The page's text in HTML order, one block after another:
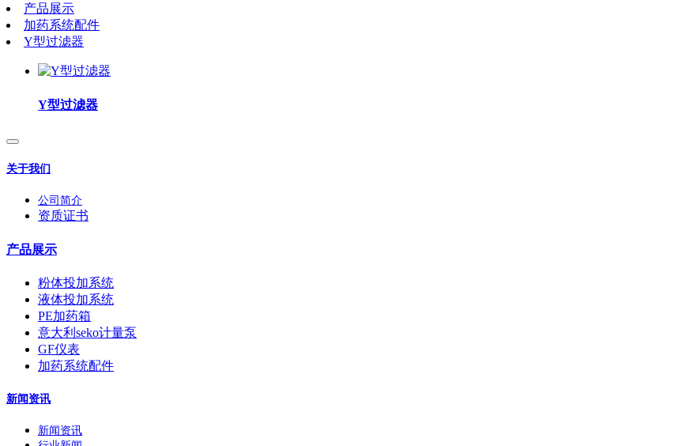
产品展示
加药系统配件
Y型过滤器
Y型过滤器
关于我们
公司简介
资质证书
产品展示
粉体投加系统
液体投加系统
PE加药箱
意大利seko计量泵
GF仪表
加药系统配件
新闻资讯
新闻资讯